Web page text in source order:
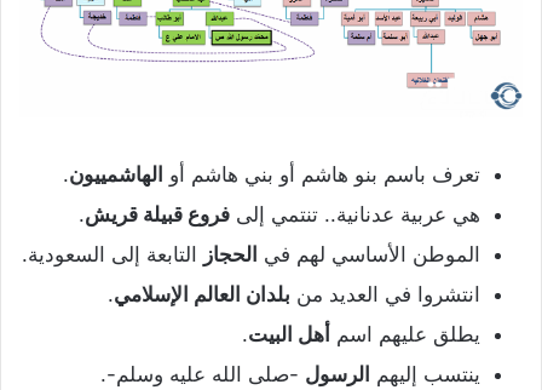
تعرف باسم بنو هاشم أو بني هاشم أو الهاشمييون.
هي عربية عدنانية.. تنتمي إلى فروع قبيلة قريش.
الموطن الأساسي لهم في الحجاز التابعة إلى السعودية.
انتشروا في العديد من بلدان العالم الإسلامي.
يطلق عليهم اسم أهل البيت.
ينتسب إليهم الرسول -صلى الله عليه وسلم-.